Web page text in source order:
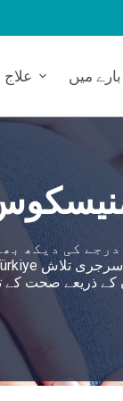
علاج میں
کی دیکھ
شعبوں میں 360 ڈگری